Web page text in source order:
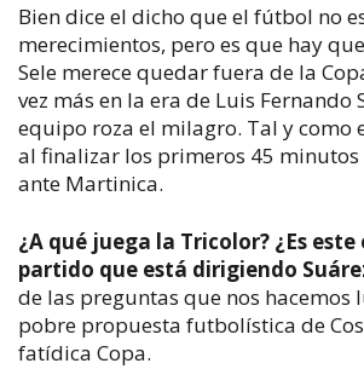
Bien dice el dicho que el fútbol no
merecimientos, pero es que hay
Sele merece quedar fuera de la
vez más en la era de Luis Fernando
equipo roza el milagro. Tal y como
al finalizar los primeros 45 minutos
ante Martinica.
¿A qué juega la Tricolor? ¿Es
partido que está dirigiendo
de las preguntas que nos hacemos
pobre propuesta futbolística de
fatídica Copa.